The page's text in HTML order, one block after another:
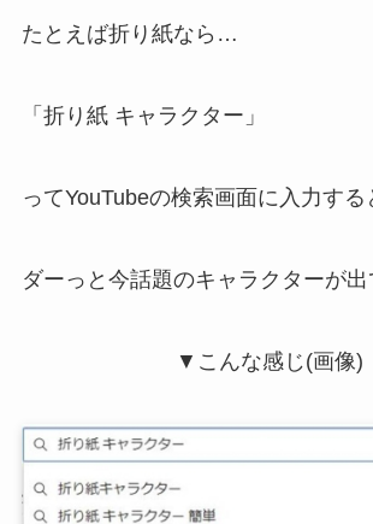
たとえば折り紙なら…
「折り紙 キャラクター」
ってYouTubeの検索画面に入力する
ダーっと今話題のキャラクターが出
▼こんな感じ(画像)